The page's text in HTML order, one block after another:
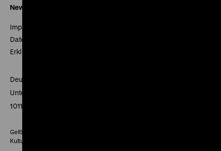
Newsletter
Impressum
Datenschutz
Erklärung digitale Barrierefreiheit
Deutsches Historisches Museum
Unter den Linden 2
10117 Berlin
Gefördert mit Mitteln des Beauftragten der Bundesregierung für
Kultur und Medien